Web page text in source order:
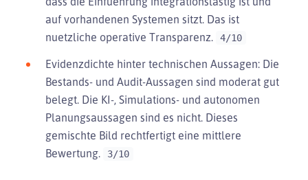
auf vorhandenen Systemen sitzt. Das ist
nuetzliche operative Transparenz.
4/10
Evidenzdichte hinter technischen Aussagen: Die
Bestands- und Audit-Aussagen sind moderat gut
belegt. Die KI-, Simulations- und autonomen
Planungsaussagen sind es nicht. Dieses
gemischte Bild rechtfertigt eine mittlere
Bewertung.
3/10